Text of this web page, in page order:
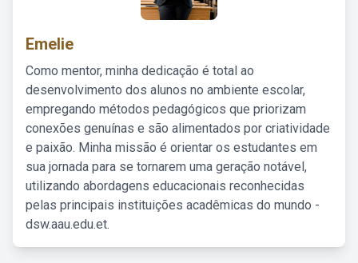
Emelie
Como mentor, minha dedicação é total ao
desenvolvimento dos alunos no ambiente escolar,
empregando métodos pedagógicos que priorizam
conexões genuínas e são alimentados por criatividade
e paixão. Minha missão é orientar os estudantes em
sua jornada para se tornarem uma geração notável,
utilizando abordagens educacionais reconhecidas
pelas principais instituições acadêmicas do mundo -
dsw.aau.edu.et.